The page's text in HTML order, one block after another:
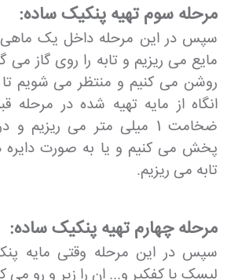
مرحله سوم تهیه پنکیک ساده:
سپس در این مرحله داخل یک ماهی
مایع می ریزیم و تابه را روی گاز می
روشن می کنیم و منتظر می شویم
انگاه از مایه تهیه شده در مرحله
ضخامت 1 میلی متر می
پخش می کنیم و یا به صورت
تابه می ریزیم.
مرحله چهارم تهیه پنکیک ساده:
سپس در این مرحله وقتی مایه
لیسک یا کفکیر و... ان را زیر و رو می